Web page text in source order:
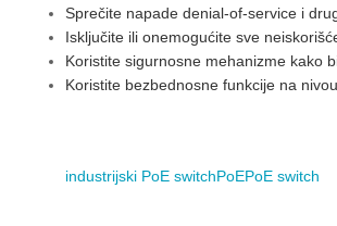
Sprečite napade denial-of-service i
Isključite ili onemogućite sve
Koristite sigurnosne mehanizme kako
Koristite bezbednosne funkcije na
industrijski PoE switchPoEPoE switch